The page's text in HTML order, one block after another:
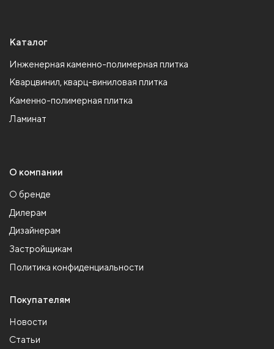
Каталог
Инженерная каменно-полимерная плитка
Кварцвинил, кварц-виниловая плитка
Каменно-полимерная плитка
Ламинат
О компании
О бренде
Дилерам
Дизайнерам
Застройщикам
Политика конфиденциальности
Покупателям
Новости
Статьи